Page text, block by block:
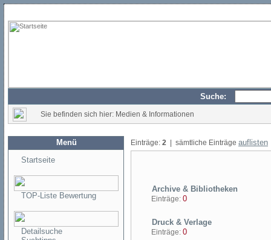
Suche:
Sie befinden sich hier: Medien & Informationen
Menü
Startseite
TOP-Liste Bewertung
Detailsuche
Einträge: 2 | sämtliche Einträge auflisten
Archive & Bibliotheken
Einträge: 0
Druck & Verlage
Einträge: 0